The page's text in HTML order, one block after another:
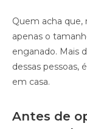
Quem acha que,
apenas o
enganado. Mais
dessas pessoas,
em casa.
Antes de